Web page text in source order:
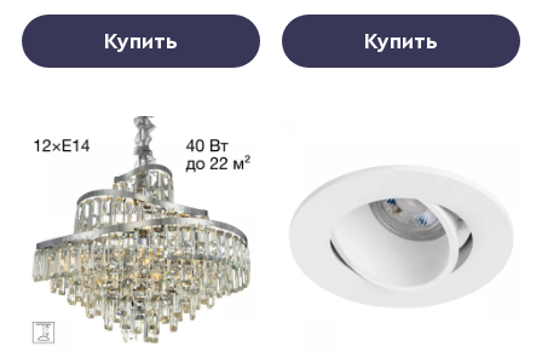
Купить Купить